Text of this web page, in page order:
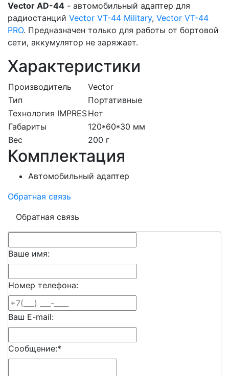
Vector AD-44 - автомобильный адаптер для
радиостанций Vector VT-44 Military, Vector VT-44
PRO. Предназначен только для работы от бортовой
сети, аккумулятор не заряжает.
Характеристики
Производитель
Vector
Тип
Портативные
Технология IMPRESНет
Габариты
120*60*30 мм
Вес
200 г
Комплектация
Автомобильный адаптер
Обратная связь
Обратная связь
Ваше имя:
Номер телефона:
Ваш E-mail:
Сообщение:*